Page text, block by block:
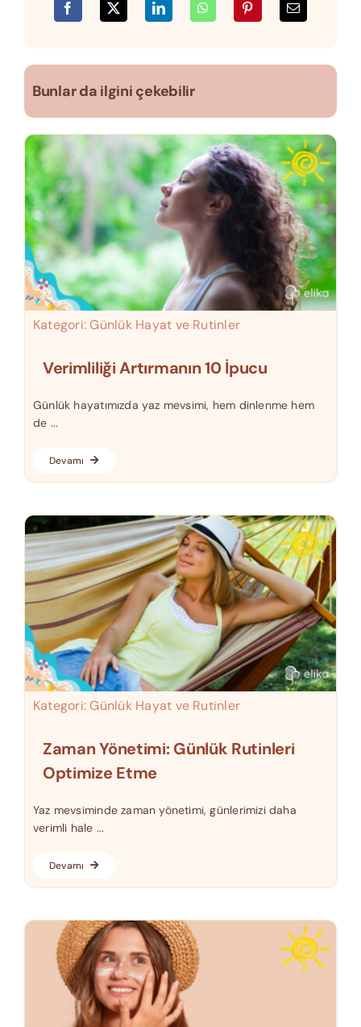
Bunlar da ilgini çekebilir
Kategori:Günlük Hayat ve Rutinler
Verimliliği Artırmanın 10 İpucu
Günlük hayatımızda yaz mevsimi, hem dinlenme hem
de ...
Devamı
Kategori:Günlük Hayat ve Rutinler
Zaman Yönetimi: Günlük Rutinleri
Optimize Etme
Yaz mevsiminde zaman yönetimi, günlerimizi daha
verimli hale ...
Devamı